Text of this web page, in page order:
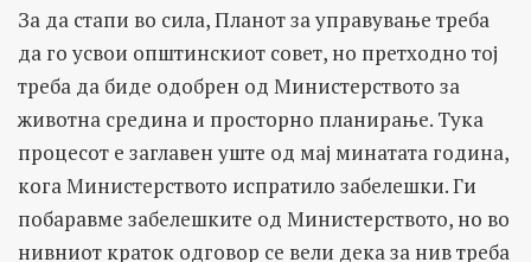
За да стапи во сила, Планот за управување треба
да го усвои општинскиот совет, но претходно тој
треба да биде одобрен од Министерството за
животна средина и просторно планирање. Тука
процесот е заглавен уште од мај минатата година,
кога Министерството испратило забелешки. Ги
побаравме забелешките од Министерството, но во
нивниот краток одговор се вели дека за нив треба